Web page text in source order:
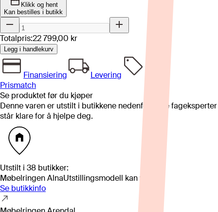
Klikk og hent
Kan bestilles i butikk
Totalpris:22 799,00 kr
Legg i handlekurv
Finansiering
Levering
Prismatch
Se produktet før du kjøper
Denne varen er utstilt i butikkene nedenfor. Våre fageksperter
står klare for å hjelpe deg.
Utstilt i 38 butikker:
Møbelringen AlnaUtstillingsmodell kan variere
Se butikkinfo